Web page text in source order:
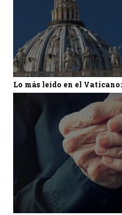
Lo más leído en el